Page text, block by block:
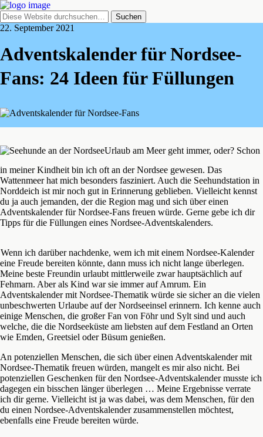
22. September 2021
Adventskalender für Nordsee-
Fans: 24 Ideen für Füllungen
Urlaub am Meer geht immer, oder? Schon
in meiner Kindheit bin ich oft an der Nordsee gewesen. Das
Wattenmeer hat mich besonders fasziniert. Auch die Seehundstation in
Norddeich ist mir noch gut in Erinnerung geblieben. Vielleicht kennst
du ja auch jemanden, der die Region mag und sich über einen
Adventskalender für Nordsee-Fans freuen würde. Gerne gebe ich dir
Tipps für die Füllungen eines Nordsee-Adventskalenders.
Wenn ich darüber nachdenke, wem ich mit einem Nordsee-Kalender
eine Freude bereiten könnte, dann muss ich nicht lange überlegen.
Meine beste Freundin urlaubt mittlerweile zwar hauptsächlich auf
Fehmarn. Aber als Kind war sie immer auf Amrum. Ein
Adventskalender mit Nordsee-Thematik würde sie sicher an die vielen
unbeschwerten Urlaube auf der Nordseeinsel erinnern. Ich kenne auch
einige Menschen, die großer Fan von Föhr und Sylt sind und auch
welche, die die Nordseeküste am liebsten auf dem Festland an Orten
wie Emden, Greetsiel oder Büsum genießen.
An potenziellen Menschen, die sich über einen Adventskalender mit
Nordsee-Thematik freuen würden, mangelt es mir also nicht. Bei
potenziellen Geschenken für den Nordsee-Adventskalender musste ich
dagegen ein bisschen länger überlegen … Meine Ergebnisse verrate
ich dir gerne. Vielleicht ist ja was dabei, was dem Menschen, für den
du einen Nordsee-Adventskalender zusammenstellen möchtest,
ebenfalls eine Freude bereiten würde.